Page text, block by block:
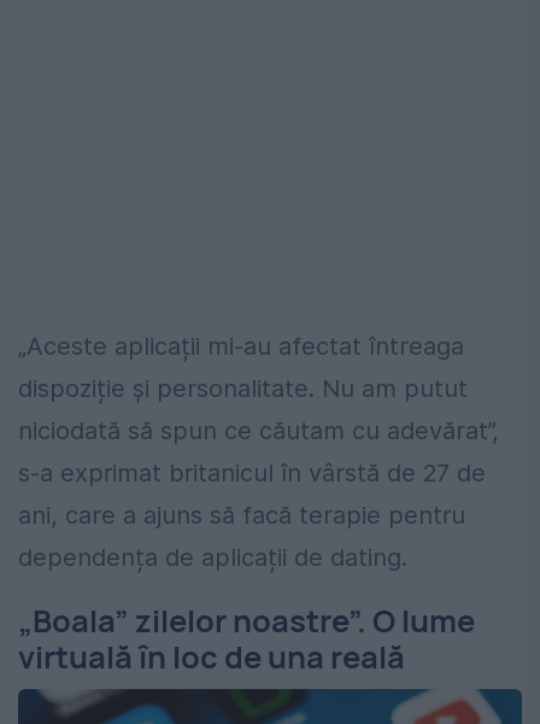
„Aceste aplicații mi-au afectat întreaga
dispoziție și personalitate. Nu am putut
niciodată să spun ce căutam cu adevărat”,
s-a exprimat britanicul în vârstă de 27 de
ani, care a ajuns să facă terapie pentru
dependența de aplicații de dating.
„Boala” zilelor noastre”. O lume
virtuală în loc de una reală